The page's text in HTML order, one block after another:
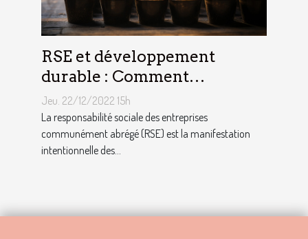
RSE et développement
durable : Comment
décrocher vite un emploi
avec ce profil ?
Jeu. 22/12/2022 15h
La responsabilité sociale des entreprises
communément abrégé (RSE) est la manifestation
intentionnelle des...